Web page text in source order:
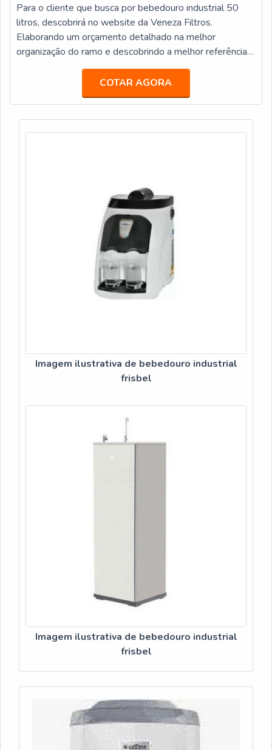
Para o cliente que busca por bebedouro industrial 50
litros, descobrirá no website da Veneza Filtros.
Elaborando um orçamento detalhado na melhor
organização do ramo e descobrindo a melhor referência
em qualidade.Quando o tema é bebedouro industrial 50
litros, com os profissionais especializados da Veneza
Filtros o cliente atingirá ótima qualidade com pagamento
SOBRE BEBEDOURO INDUSTRIAL 50 LITRO...
COTAR AGORA
Imagem ilustrativa de bebedouro industrial
frisbel
Imagem ilustrativa de bebedouro industrial
frisbel